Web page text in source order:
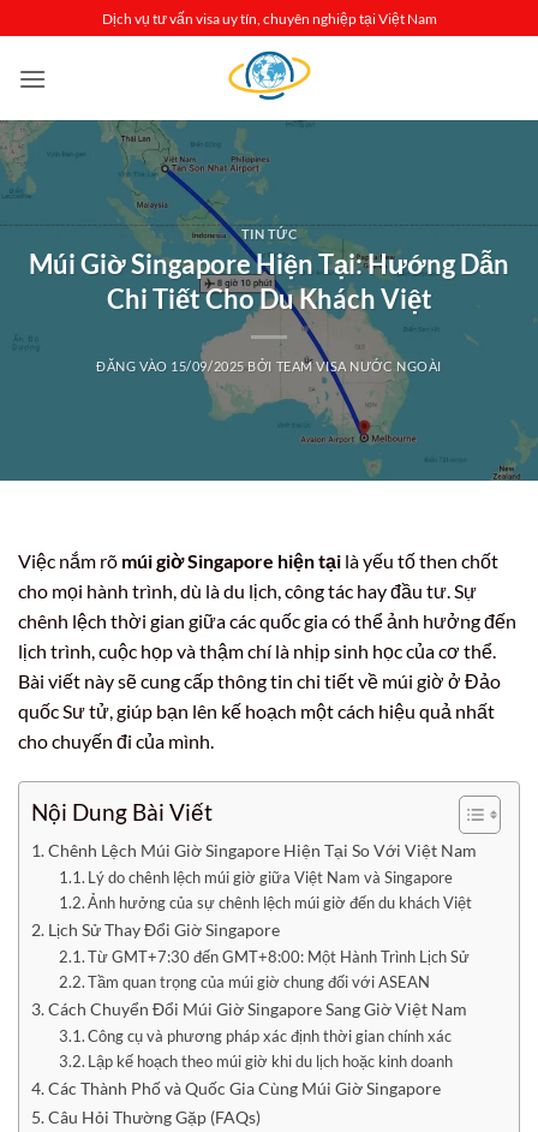
qua
nội
Dịch vụ tư vấn visa uy tín, chuyên nghiệp tại Việt Nam
TIN TỨC
Múi Giờ Singapore Hiện Tại: Hướng Dẫn
Chi Tiết Cho Du Khách Việt
ĐĂNG VÀO 15/09/2025BỞI TEAM VISA NƯỚC NGOÀI
Việc nắm rõ múi giờ Singapore hiện tại là yếu tố then chốt
cho mọi hành trình, dù là du lịch, công tác hay đầu tư. Sự
chênh lệch thời gian giữa các quốc gia có thể ảnh hưởng đến
lịch trình, cuộc họp và thậm chí là nhịp sinh học của cơ thể.
Bài viết này sẽ cung cấp thông tin chi tiết về múi giờ ở Đảo
quốc Sư tử, giúp bạn lên kế hoạch một cách hiệu quả nhất
cho chuyến đi của mình.
Nội Dung Bài Viết
Chênh Lệch Múi Giờ Singapore Hiện Tại So Với Việt Nam
Lý do chênh lệch múi giờ giữa Việt Nam và Singapore
Ảnh hưởng của sự chênh lệch múi giờ đến du khách Việt
Lịch Sử Thay Đổi Giờ Singapore
Từ GMT+7:30 đến GMT+8:00: Một Hành Trình Lịch Sử
Tầm quan trọng của múi giờ chung đối với ASEAN
Cách Chuyển Đổi Múi Giờ Singapore Sang Giờ Việt Nam
Công cụ và phương pháp xác định thời gian chính xác
Lập kế hoạch theo múi giờ khi du lịch hoặc kinh doanh
Các Thành Phố và Quốc Gia Cùng Múi Giờ Singapore
Câu Hỏi Thường Gặp (FAQs)